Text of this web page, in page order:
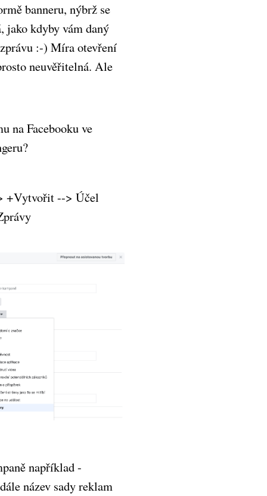
banneru, nýbrž se
jako kdyby vám daný
:-) Míra otevření
neuvěřitelná. Ale
na Facebooku ve
+Vytvořit --> Účel
například -
název sady reklam